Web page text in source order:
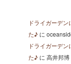
ドライガーデ
た♪ に
ドライガーデ
た♪ に 高井邦博